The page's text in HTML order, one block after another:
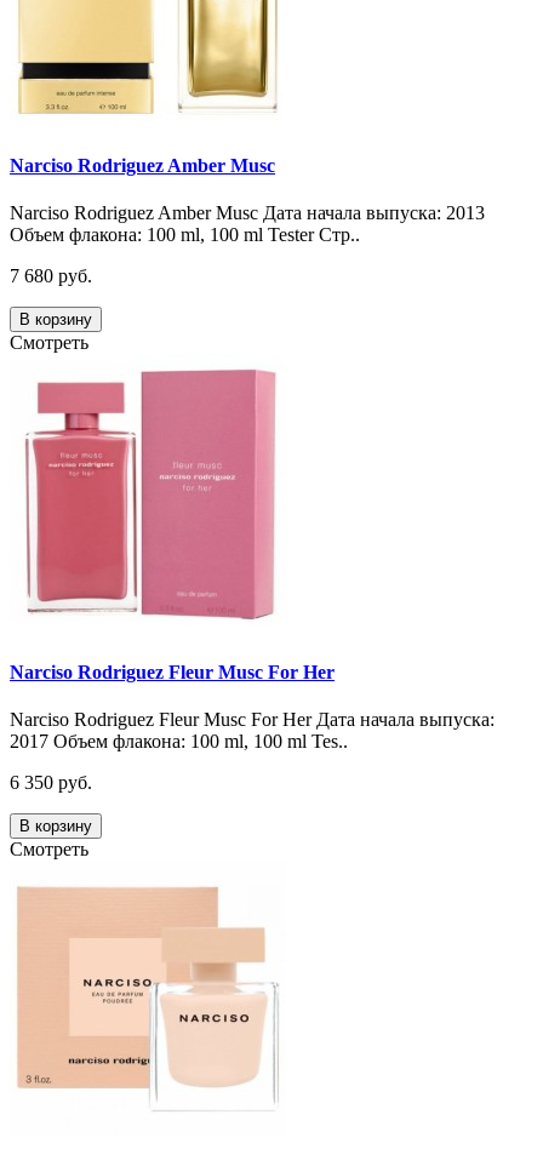
Narciso Rodriguez Amber Musc
Narciso Rodriguez Amber Musc Дата начала выпуска: 2013
Объем флакона: 100 ml, 100 ml Tester Стр..
7 680 руб.
В корзину
Смотреть
Narciso Rodriguez Fleur Musc For Her
Narciso Rodriguez Fleur Musc For Her Дата начала выпуска:
2017 Объем флакона: 100 ml, 100 ml Tes..
6 350 руб.
В корзину
Смотреть